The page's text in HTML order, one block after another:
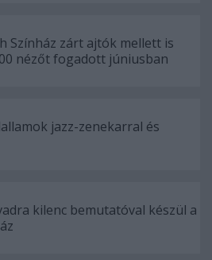
Színház zárt ajtók mellett is
nézőt fogadott júniusban
jazz-zenekarral és
kilenc bemutatóval készül a